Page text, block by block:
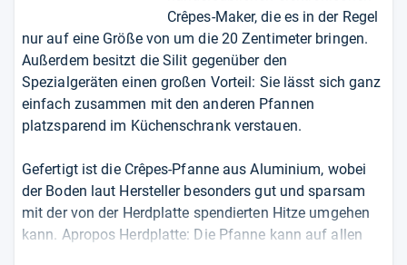
Crêpes-Maker, die es in der Regel
nur auf eine Größe von um die 20 Zentimeter bringen.
Außerdem besitzt die Silit gegenüber den
Spezialgeräten einen großen Vorteil: Sie lässt sich ganz
einfach zusammen mit den anderen Pfannen
platzsparend im Küchenschrank verstauen.
Gefertigt ist die Crêpes-Pfanne aus Aluminium, wobei
der Boden laut Hersteller besonders gut und sparsam
mit der von der Herdplatte spendierten Hitze umgehen
kann. Apropos Herdplatte: Die Pfanne kann auf allen